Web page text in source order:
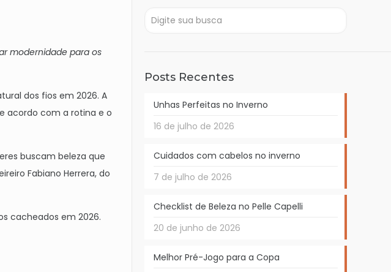
modernidade para os
dos fios em 2026. A
acordo com a rotina e o
buscam beleza que
Fabiano Herrera, do
cacheados em 2026.
Posts Recentes
Unhas Perfeitas no Inverno
16 de julho de 2026
Cuidados com cabelos no inverno
7 de julho de 2026
Checklist de Beleza no Pelle Capelli
20 de junho de 2026
Melhor Pré-Jogo para a Copa